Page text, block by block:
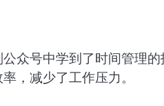
众号中学到了时间管理
，减少了工作压力。